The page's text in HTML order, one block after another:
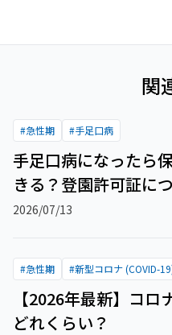
関
#急性期 #手足口病
手足口病になったら
きる？登園許可証に
2026/07/13
#急性期 #新型コロナ (COVID-
【2026年最新】コ
どれくらい？